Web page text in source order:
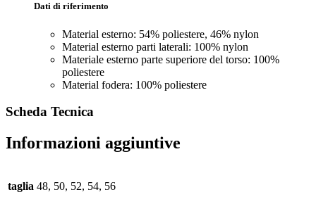
Dati di riferimento
Material esterno: 54% poliestere, 46% nylon
Material esterno parti laterali: 100% nylon
Materiale esterno parte superiore del torso: 100%
poliestere
Material fodera: 100% poliestere
Scheda Tecnica
Informazioni aggiuntive
taglia 48, 50, 52, 54, 56